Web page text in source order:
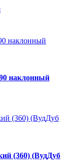
наклонный
(360) (ВудДуб